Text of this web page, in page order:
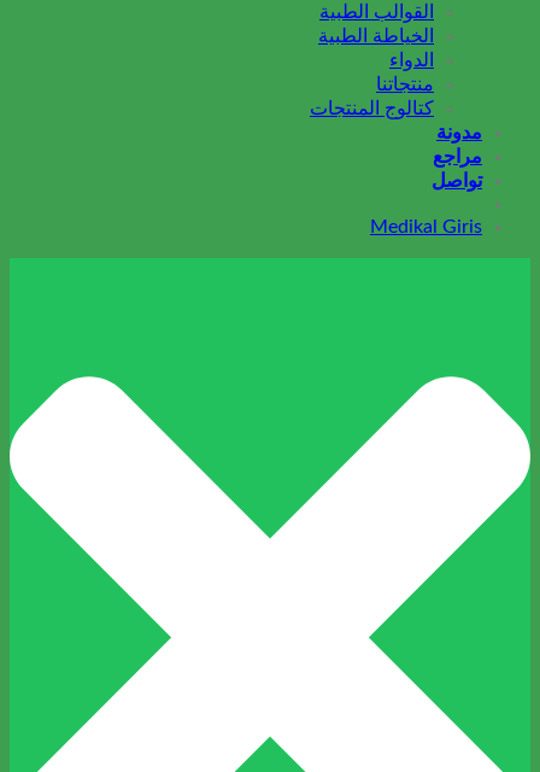
القوالب الطبية
الخياطة الطبية
الدواء
منتجاتنا
كتالوج المنتجات
مدونة
مراجع
تواصل
Medikal Giris